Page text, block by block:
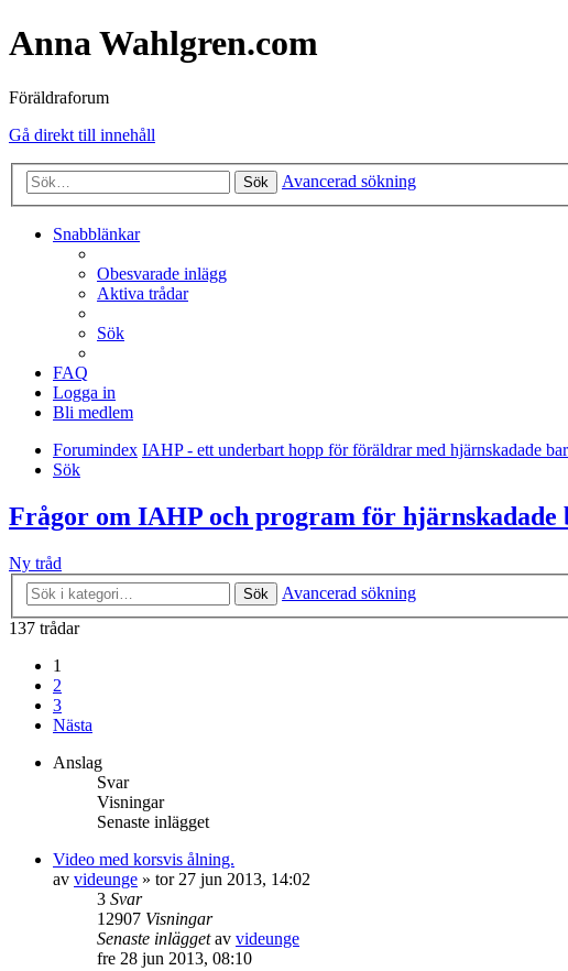
Anna Wahlgren.com
Föräldraforum
Gå direkt till innehåll
Sök Avancerad sökning
Snabblänkar
Obesvarade inlägg
Aktiva trådar
Sök
FAQ
Logga in
Bli medlem
Forumindex IAHP - ett underbart hopp för föräldrar med hjärnskadade
Sök
Frågor om IAHP och program för hjärnskadade
Ny tråd
Sök
Avancerad sökning
137 trådar
1
2
3
Nästa
Anslag
Svar
Visningar
Senaste inlägget
Video med korsvis ålning.
av videunge » tor 27 jun 2013, 14:02
3 Svar
12907 Visningar
Senaste inläggetav videunge
fre 28 jun 2013, 08:10